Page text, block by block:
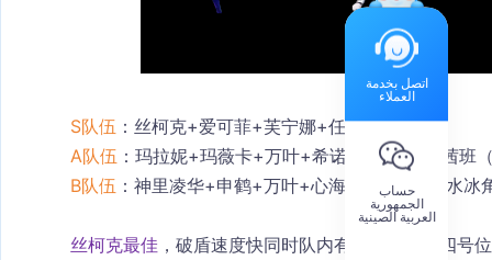
S队伍 ：丝柯克+爱可菲+芙宁娜+任意冰；
A队伍 ：玛拉妮+玛薇卡+万叶+希诺宁、仆希钟/茜班
B队伍 ：神里凌华+申鹤+万叶+心海、满命夜兰+水冰
丝柯克最佳 ，破盾速度快同时队内有奶，怕暴毙四号
اتصل بخدمة
العملاء
حساب
الجمهورية
العربية الصينية